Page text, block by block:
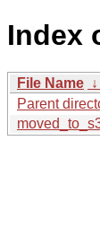
Index
File Name ↓
Parent